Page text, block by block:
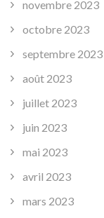
novembre 2023
octobre 2023
septembre 2023
août 2023
juillet 2023
juin 2023
mai 2023
avril 2023
mars 2023